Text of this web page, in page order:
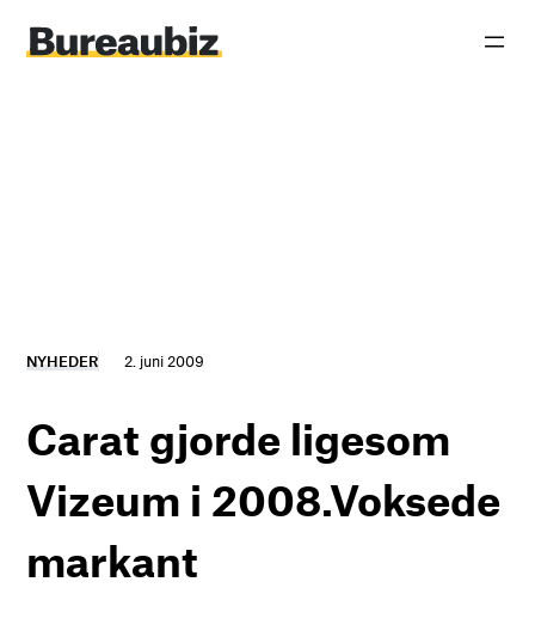
indhold
NYHEDER 2. juni 2009
Carat gjorde ligesom
Vizeum i 2008.Voksede
markant